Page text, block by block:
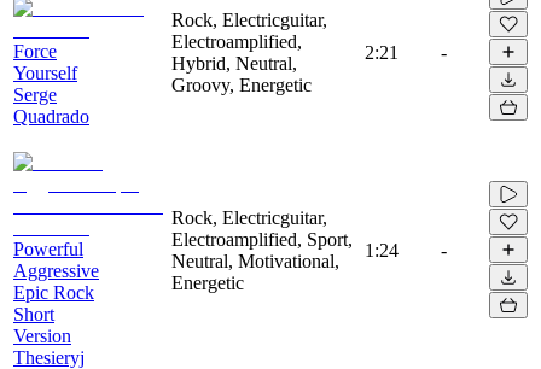
Force
Yourself
Serge
Quadrado
Rock, Electricguitar,
Electroamplified,
Hybrid, Neutral,
Groovy, Energetic
2:21 -
Powerful
Aggressive
Epic Rock
Short
Version
Thesieryj
Rock, Electricguitar,
Electroamplified, Sport,
Neutral, Motivational,
Energetic
1:24 -